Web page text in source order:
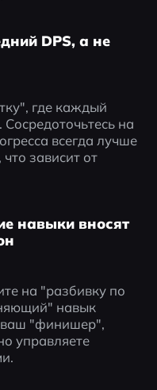
DPS, а не
где каждый
на
всегда лучше
зависит от
навыки вносят
на "разбивку по
навык
ваш "финишер",
управляете